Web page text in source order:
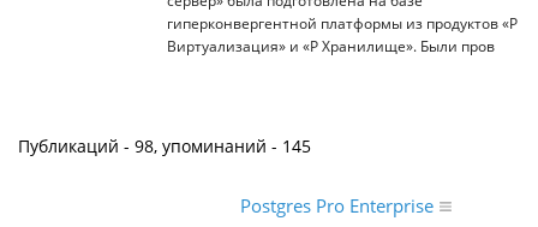
гиперконвергентной платформы из продуктов «Р
Виртуализация» и «Р Хранилище». Были пров
Публикаций - 98, упоминаний - 145
Postgres Pro Enterprise